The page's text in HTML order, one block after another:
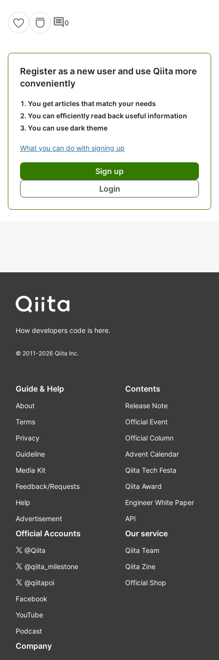
comment0
Register as a new user and use Qiita more
conveniently
You get articles that match your needs
You can efficiently read back useful information
You can use dark theme
What you can do with signing up
Sign up
Login
How developers code is here.
© 2011-2026 Qiita Inc.
Guide & Help
About
Terms
Privacy
Guideline
Media Kit
Feedback/Requests
Help
Advertisement
Contents
Release Note
Official Event
Official Column
Advent Calendar
Qiita Tech Festa
Qiita Award
Engineer White Paper
API
Official Accounts
@Qiita
@qiita_milestone
@qiitapoi
Facebook
YouTube
Podcast
Our service
Qiita Team
Qiita Zine
Official Shop
Company